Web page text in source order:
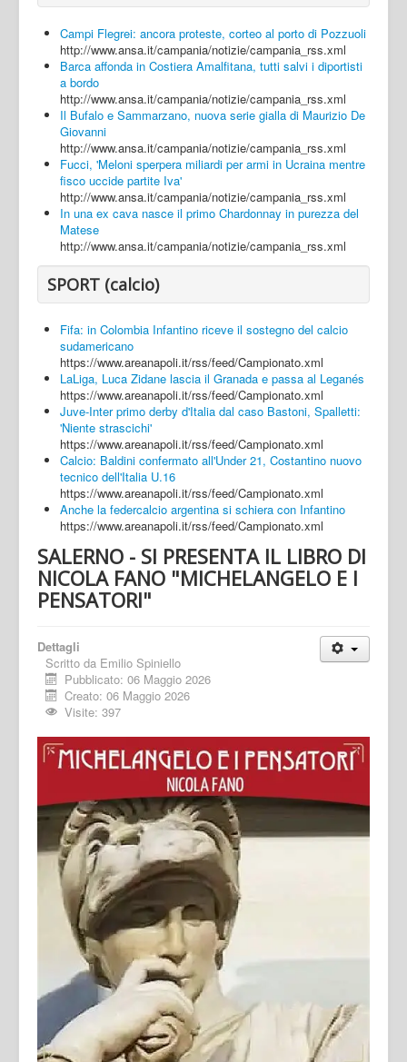
Campi Flegrei: ancora proteste, corteo al porto di Pozzuoli
http://www.ansa.it/campania/notizie/campania_rss.xml
Barca affonda in Costiera Amalfitana, tutti salvi i diportisti
a bordo
http://www.ansa.it/campania/notizie/campania_rss.xml
Il Bufalo e Sammarzano, nuova serie gialla di Maurizio De
Giovanni
http://www.ansa.it/campania/notizie/campania_rss.xml
Fucci, 'Meloni sperpera miliardi per armi in Ucraina mentre
fisco uccide partite Iva'
http://www.ansa.it/campania/notizie/campania_rss.xml
In una ex cava nasce il primo Chardonnay in purezza del
Matese
http://www.ansa.it/campania/notizie/campania_rss.xml
SPORT (calcio)
Fifa: in Colombia Infantino riceve il sostegno del calcio
sudamericano
https://www.areanapoli.it/rss/feed/Campionato.xml
LaLiga, Luca Zidane lascia il Granada e passa al Leganés
https://www.areanapoli.it/rss/feed/Campionato.xml
Juve-Inter primo derby d'Italia dal caso Bastoni, Spalletti:
'Niente strascichi'
https://www.areanapoli.it/rss/feed/Campionato.xml
Calcio: Baldini confermato all'Under 21, Costantino nuovo
tecnico dell'Italia U.16
https://www.areanapoli.it/rss/feed/Campionato.xml
Anche la federcalcio argentina si schiera con Infantino
https://www.areanapoli.it/rss/feed/Campionato.xml
SALERNO - SI PRESENTA IL LIBRO DI
NICOLA FANO "MICHELANGELO E I
PENSATORI"
Dettagli
Scritto da Emilio Spiniello
Pubblicato: 06 Maggio 2026
Creato: 06 Maggio 2026
Visite: 397